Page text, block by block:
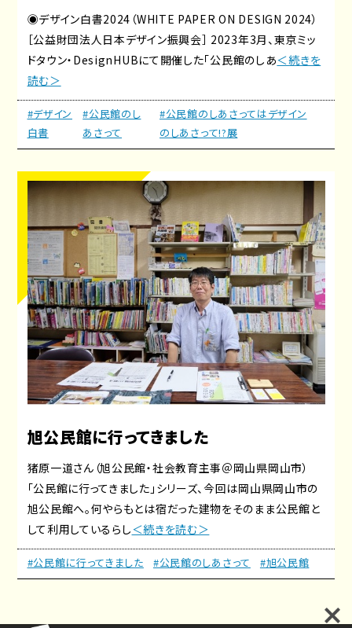
◉デザイン白書2024（WHITE PAPER ON DESIGN 2024）
［公益財団法人日本デザイン振興会］ 2023年3月、東京ミッ
ドタウン・DesignHUBにて開催した「公民館のしあ＜続きを
読む＞
#デザイン
白書
#公民館のし
あさって
#公民館のしあさってはデザイン
のしあさって!?展
旭公民館に行ってきました
猪原一道さん（旭公民館・社会教育主事＠岡山県岡山市）
「公民館に行ってきました」シリーズ、今回は岡山県岡山市の
旭公民館へ。何やらもとは宿だった建物をそのまま公民館と
して利用しているらし＜続きを読む＞
#公民館に行ってきました #公民館のしあさって #旭公民館